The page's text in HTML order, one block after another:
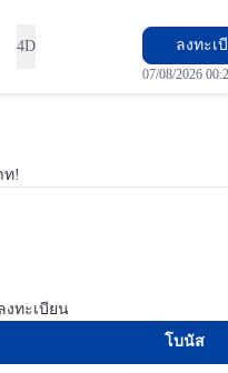
4D ลงทะเ
07/08/2026
ท!
งทะเบียน
โบนัส